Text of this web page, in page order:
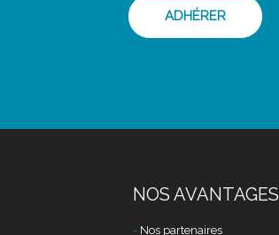
ADHÉRER
NOS AVANTAGES
Nos partenaires